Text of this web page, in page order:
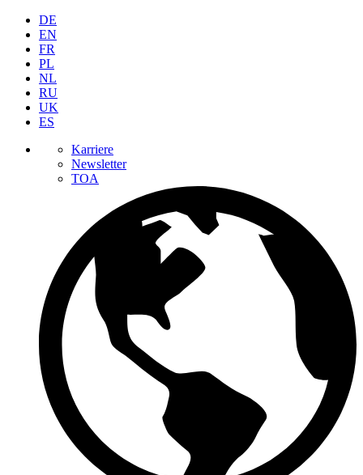
DE
EN
FR
PL
NL
RU
UK
ES
Karriere
Newsletter
TOA